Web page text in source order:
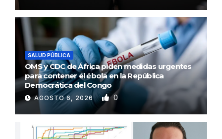
SALUD PÚBLICA
OMS y CDC de África piden medidas urgentes
para contener el ébola en la República
Democrática del Congo
AGOSTO 6, 2026 0